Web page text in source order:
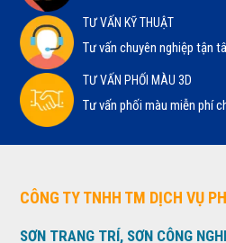
TƯ VẤN KỸ THUẬT
Tư vấn chuyên nghiệp tận
TƯ VẤN PHỐI MÀU 3D
Tư vấn phối màu miễn phí
CÔNG TY TNHH TM DỊCH VỤ
SƠN TRANG TRÍ, SƠN CÔNG